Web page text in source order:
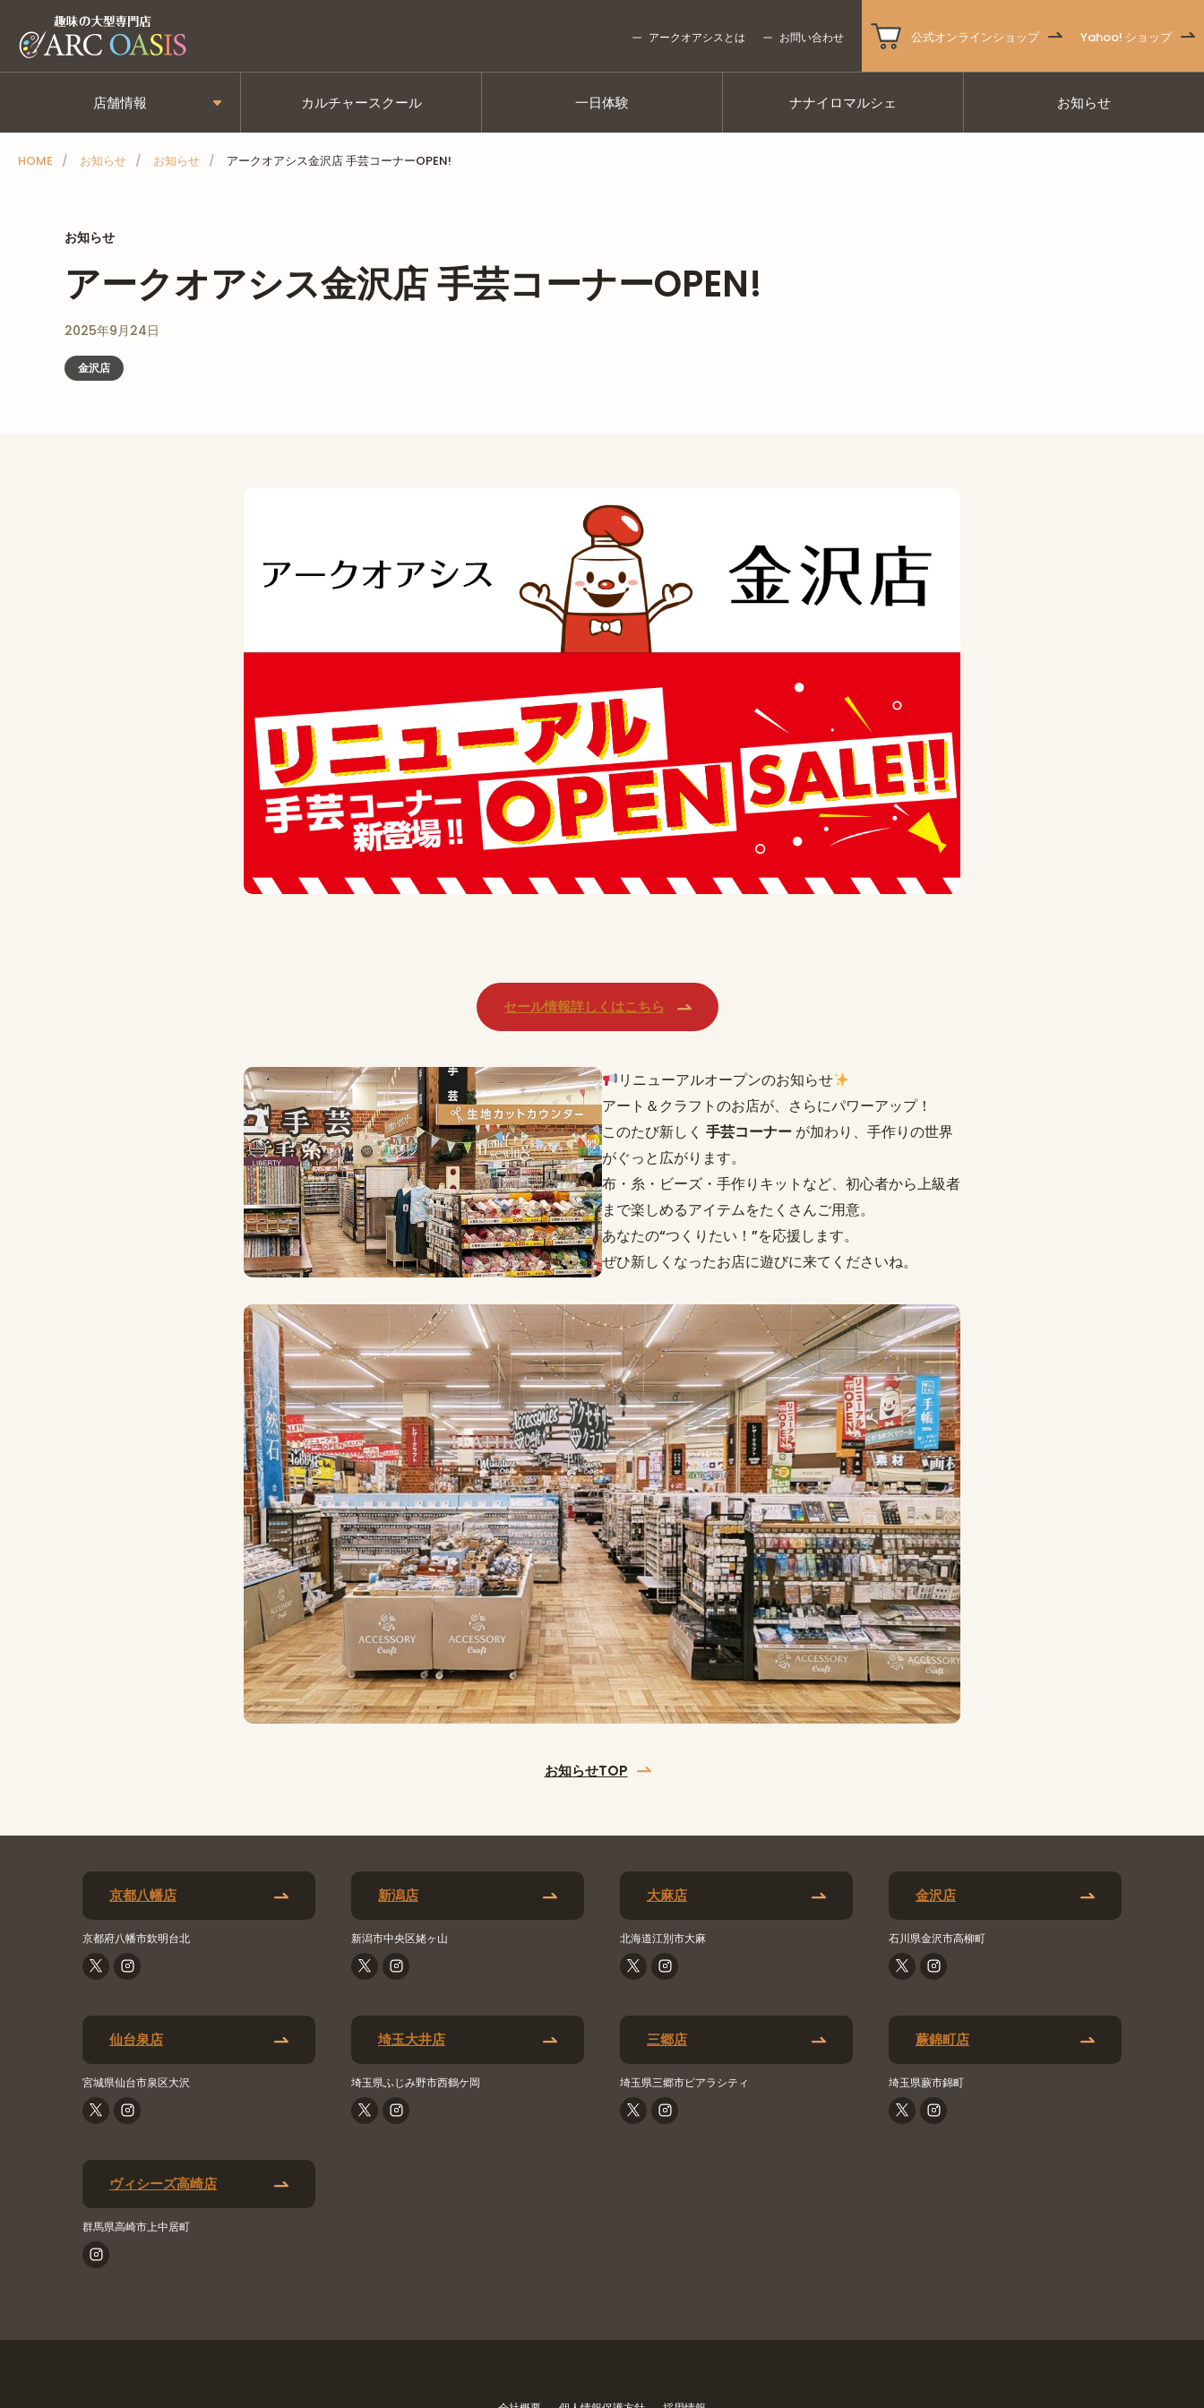
アークオアシスとは お問い合わせ 公式オンラインショップ Yahoo! ショップ
店舗情報 カルチャースクール 一日体験 ナナイロマルシェ お知らせ
HOME お知らせ お知らせ アークオアシス金沢店 手芸コーナーOPEN!
お知らせ
アークオアシス金沢店 手芸コーナーOPEN!
2025年9月24日
金沢店
セール情報詳しくはこちら
リニューアルオープンのお知らせ
アート＆クラフトのお店が、さらにパワーアップ！
このたび新しく 手芸コーナーが加わり、手作りの世界
がぐっと広がります。
布・糸・ビーズ・手作りキットなど、初心者から上級者
まで楽しめるアイテムをたくさんご用意。
あなたの“つくりたい！”を応援します。
ぜひ新しくなったお店に遊びに来てくださいね。
お知らせTOP
京都八幡店
京都府八幡市欽明台北
新潟店
新潟市中央区姥ヶ山
大麻店
北海道江別市大麻
金沢店
石川県金沢市高柳町
仙台泉店
宮城県仙台市泉区大沢
埼玉大井店
埼玉県ふじみ野市西鶴ケ岡
三郷店
埼玉県三郷市ピアラシティ
蕨錦町店
埼玉県蕨市錦町
ヴィシーズ高崎店
群馬県高崎市上中居町